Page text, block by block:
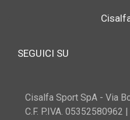
SEGUICI SU
Cisalfa Sport SpA - Via
C.F. P.IVA. 05352580962